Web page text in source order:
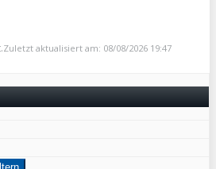
Zuletzt aktualisiert am: 08/08/2026 19:47